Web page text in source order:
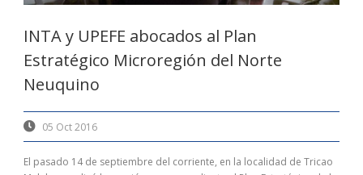
INTA y UPEFE abocados al Plan
Estratégico Microregión del Norte
Neuquino
05 Oct 2016
El pasado 14 de septiembre del corriente, en la localidad de Tricao